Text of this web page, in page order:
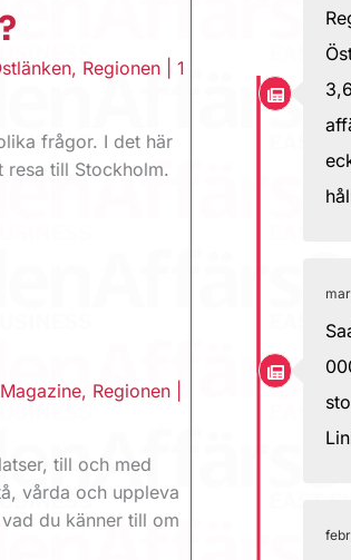
, Regionen |1
frågor. I det här
resa till Stockholm.
Magazine, Regionen
till och med
vårda och uppleva
du känner till om